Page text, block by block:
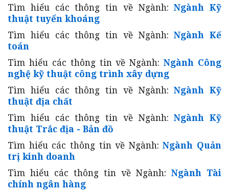
Tìm hiểu các thông tin về Ngành:Ngành Kỹ
thuật tuyển khoáng
Tìm hiểu các thông tin về Ngành:Ngành Kế
toán
Tìm hiểu các thông tin về Ngành:Ngành Công
nghệ kỹ thuật công trình xây dựng
Tìm hiểu các thông tin về Ngành:Ngành Kỹ
thuật địa chất
Tìm hiểu các thông tin về Ngành:Ngành Kỹ
thuật Trắc địa - Bản đồ
Tìm hiểu các thông tin về Ngành:Ngành Quản
trị kinh doanh
Tìm hiểu các thông tin về Ngành: Ngành Tài
chính ngân hàng